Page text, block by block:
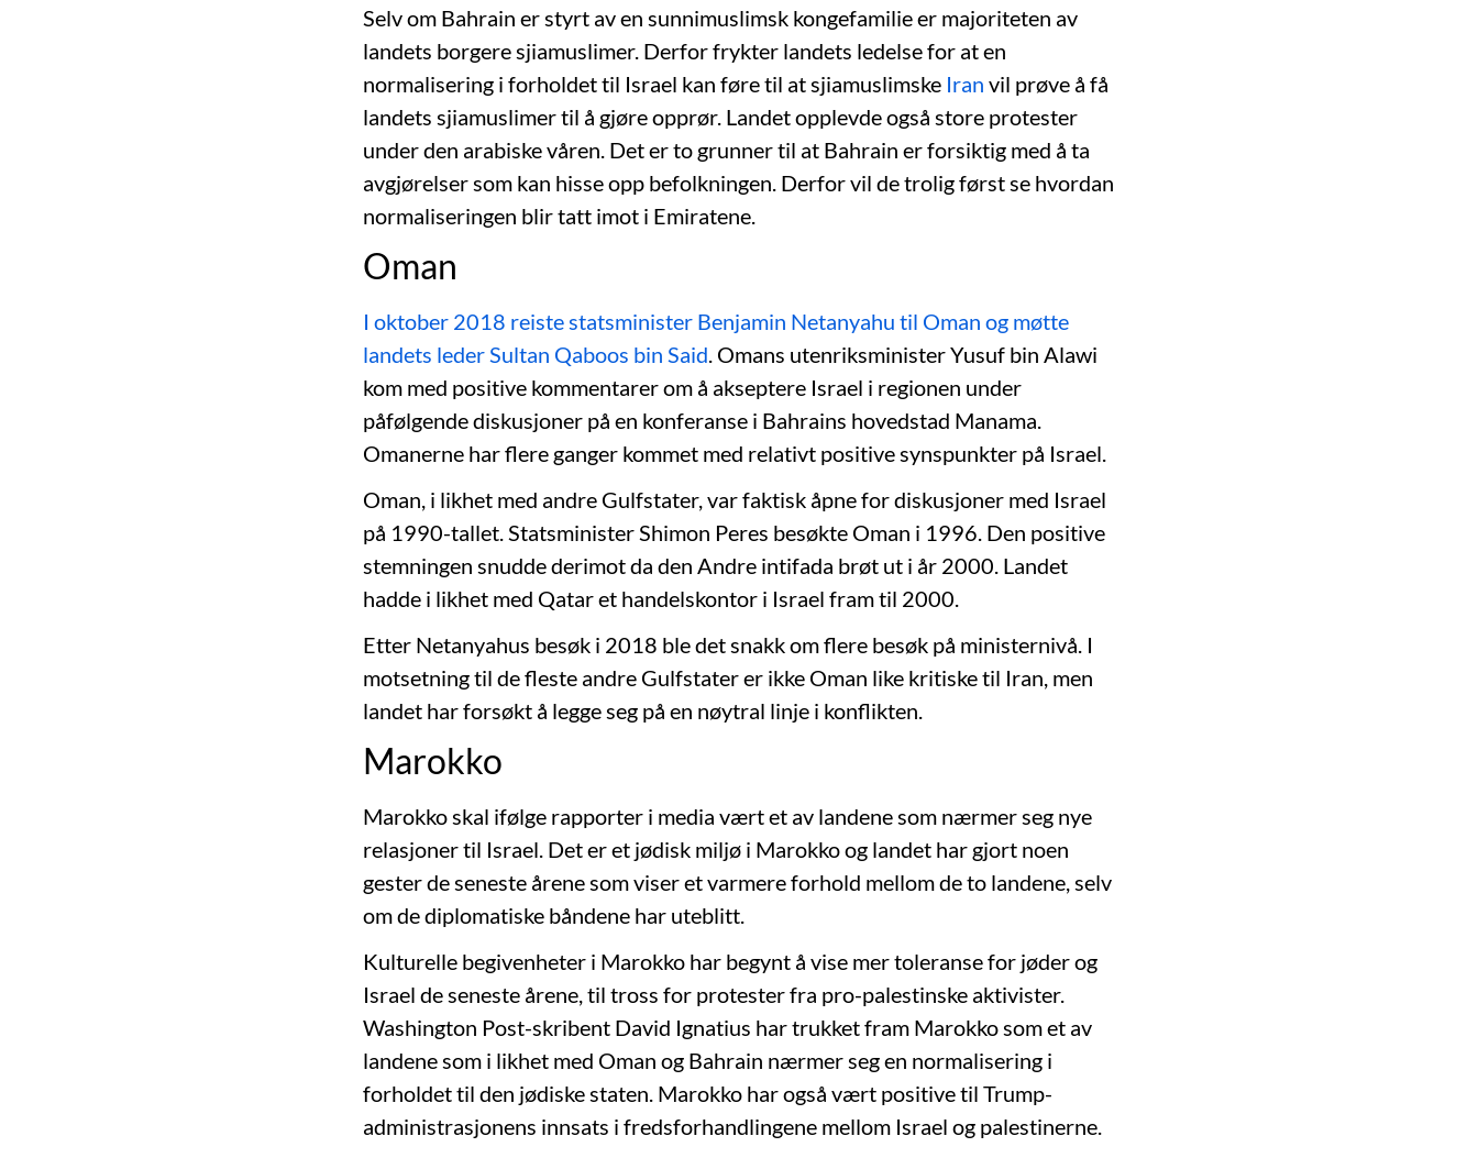
Selv om Bahrain er styrt av en sunnimuslimsk kongefamilie er majoriteten av
landets borgere sjiamuslimer. Derfor frykter landets ledelse for at en
normalisering i forholdet til Israel kan føre til at sjiamuslimske Iran vil prøve å få
landets sjiamuslimer til å gjøre opprør. Landet opplevde også store protester
under den arabiske våren. Det er to grunner til at Bahrain er forsiktig med å ta
avgjørelser som kan hisse opp befolkningen. Derfor vil de trolig først se hvordan
normaliseringen blir tatt imot i Emiratene.
Oman
I oktober 2018 reiste statsminister Benjamin Netanyahu til Oman og møtte
landets leder Sultan Qaboos bin Said. Omans utenriksminister Yusuf bin Alawi
kom med positive kommentarer om å akseptere Israel i regionen under
påfølgende diskusjoner på en konferanse i Bahrains hovedstad Manama.
Omanerne har flere ganger kommet med relativt positive synspunkter på Israel.
Oman, i likhet med andre Gulfstater, var faktisk åpne for diskusjoner med Israel
på 1990-tallet. Statsminister Shimon Peres besøkte Oman i 1996. Den positive
stemningen snudde derimot da den Andre intifada brøt ut i år 2000. Landet
hadde i likhet med Qatar et handelskontor i Israel fram til 2000.
Etter Netanyahus besøk i 2018 ble det snakk om flere besøk på ministernivå. I
motsetning til de fleste andre Gulfstater er ikke Oman like kritiske til Iran, men
landet har forsøkt å legge seg på en nøytral linje i konflikten.
Marokko
Marokko skal ifølge rapporter i media vært et av landene som nærmer seg nye
relasjoner til Israel. Det er et jødisk miljø i Marokko og landet har gjort noen
gester de seneste årene som viser et varmere forhold mellom de to landene, selv
om de diplomatiske båndene har uteblitt.
Kulturelle begivenheter i Marokko har begynt å vise mer toleranse for jøder og
Israel de seneste årene, til tross for protester fra pro-palestinske aktivister.
Washington Post-skribent David Ignatius har trukket fram Marokko som et av
landene som i likhet med Oman og Bahrain nærmer seg en normalisering i
forholdet til den jødiske staten. Marokko har også vært positive til Trump-
administrasjonens innsats i fredsforhandlingene mellom Israel og palestinerne.